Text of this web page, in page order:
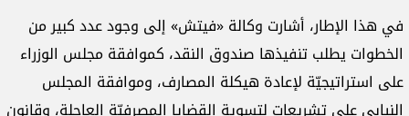
في هذا الإطار، أشارت وكالة «فيتش» إلى وجود عدد كبير من
الخطوات يطلب تنفيذها صندوق النقد، كموافقة مجلس الوزراء
على استراتيجيّة لإعادة هيكلة المصارف، وموافقة المجلس
النيابي على تشريعات لتسوية القضايا المصرفيّة العاجلة، وقانون